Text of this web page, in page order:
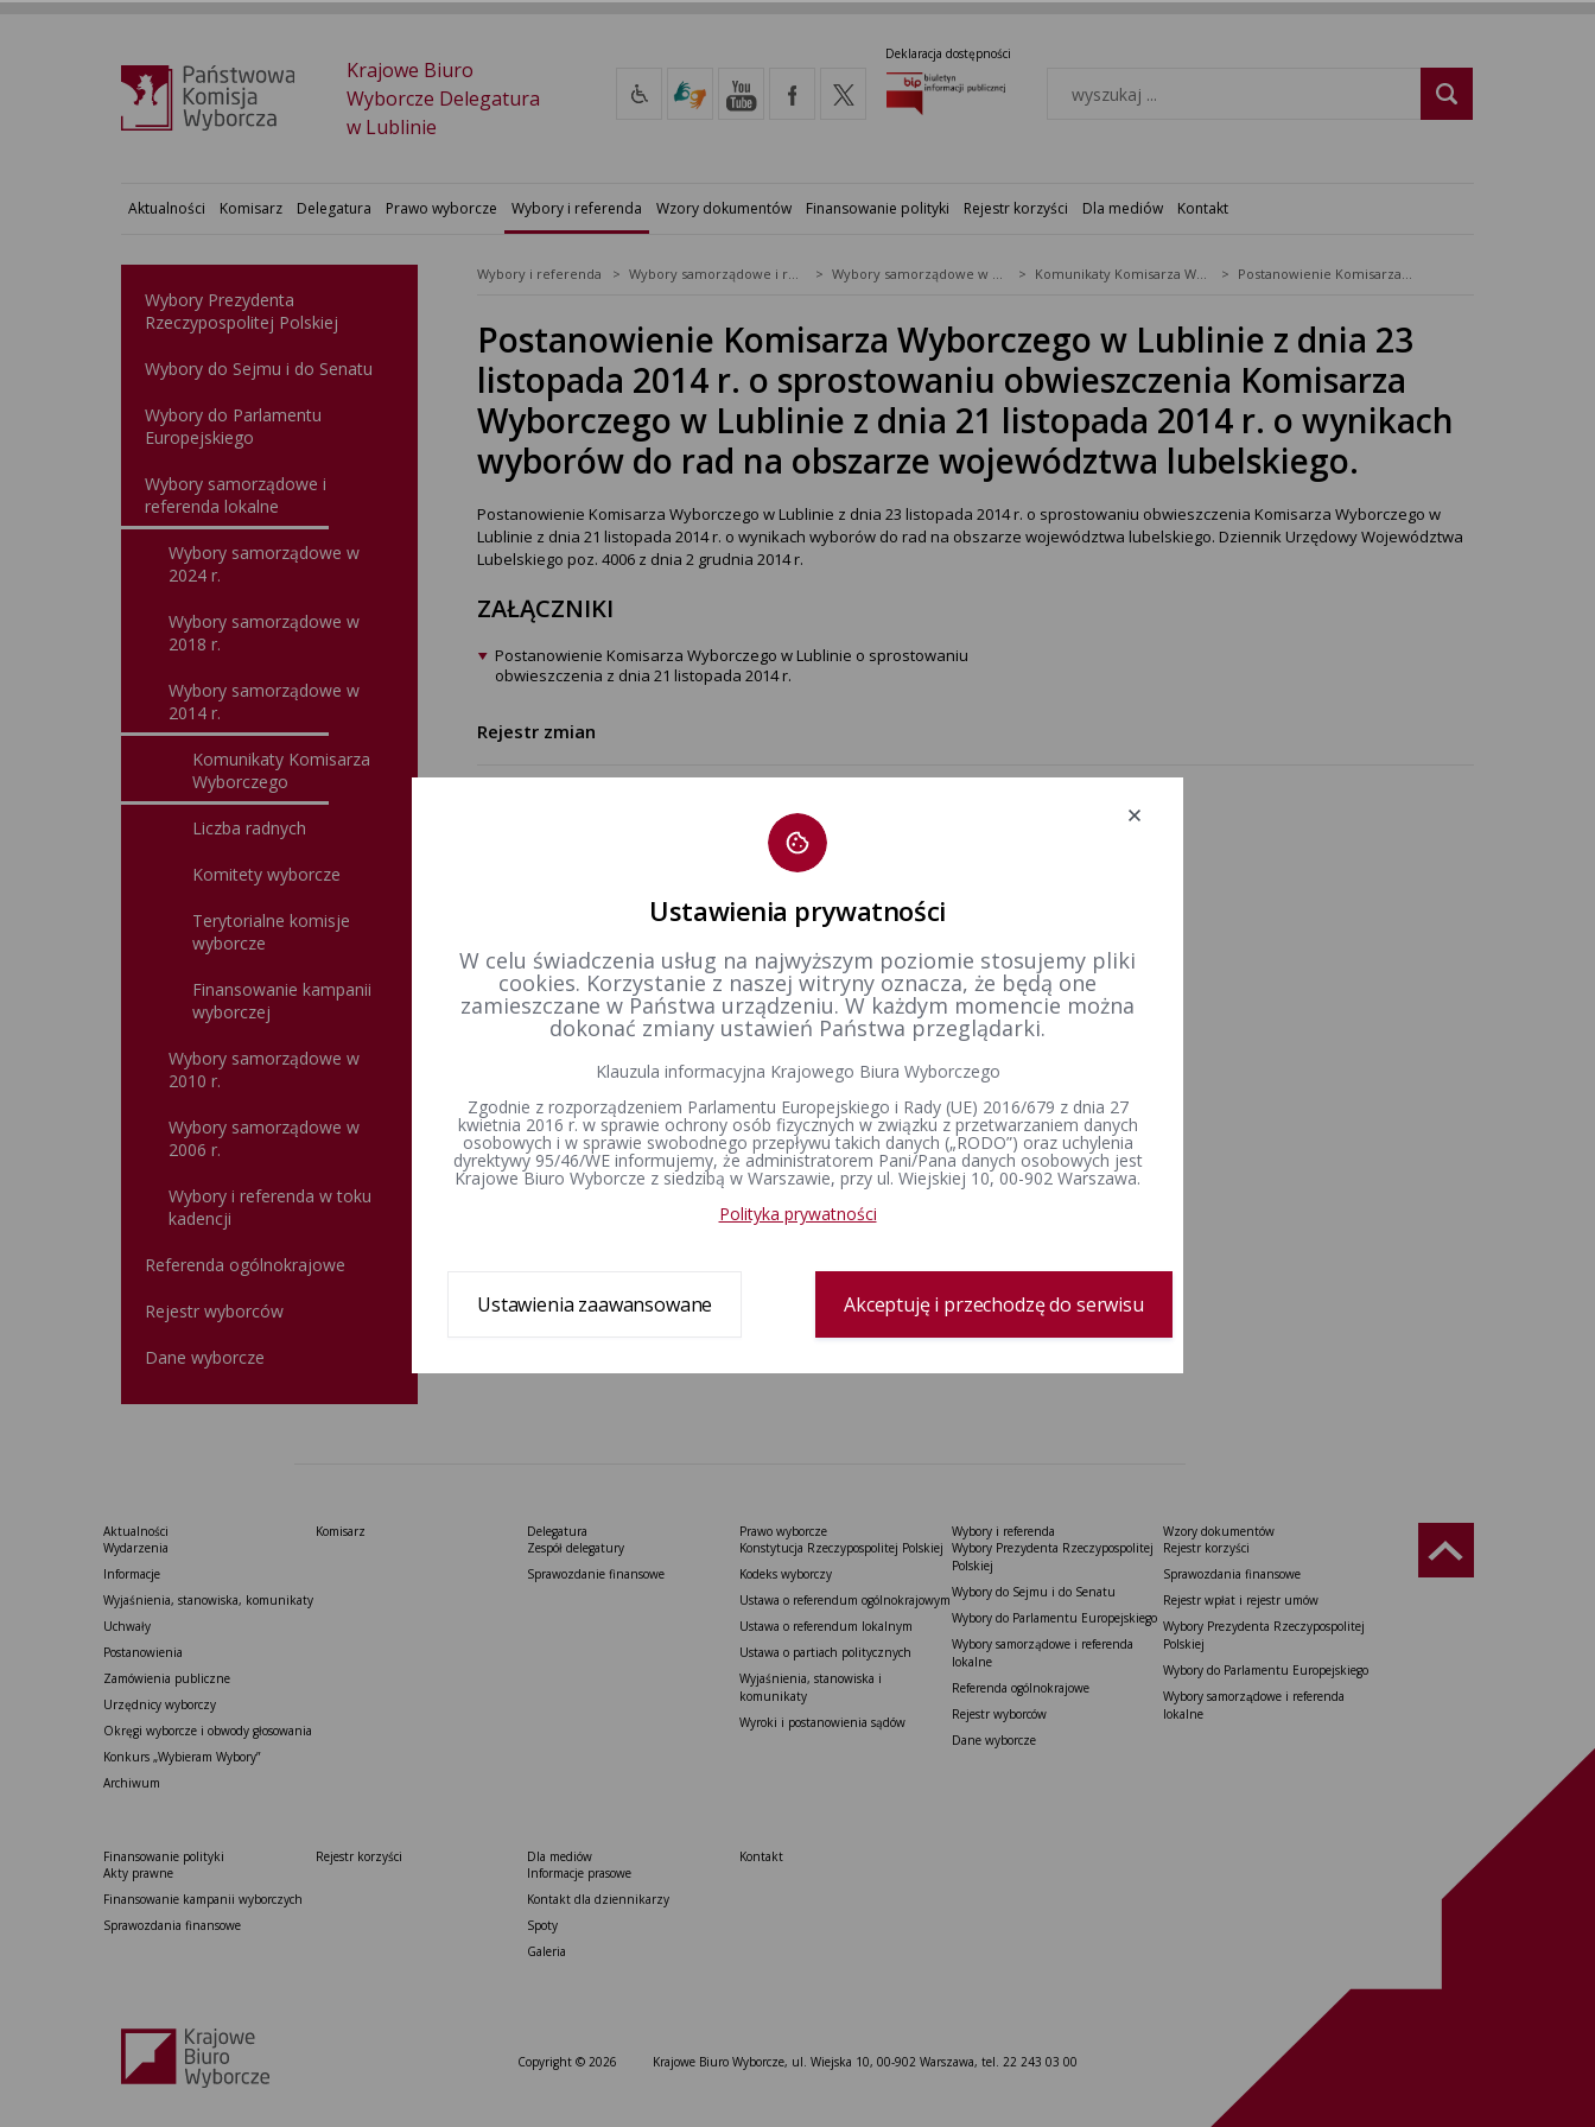
Krajowe Biuro
Wyborcze Delegatura
w Lublinie
Deklaracja dostępności
Aktualności Komisarz Delegatura Prawo wyborcze Wybory i referenda Wzory dokumentów Finansowanie polityki Rejestr korzyści Dla mediów Kontakt
Wybory Prezydenta
Rzeczypospolitej Polskiej
Wybory do Sejmu i do Senatu
Wybory do Parlamentu
Europejskiego
Wybory samorządowe i
referenda lokalne
Wybory samorządowe w
2024 r.
Wybory samorządowe w
2018 r.
Wybory samorządowe w
2014 r.
Komunikaty Komisarza
Wyborczego
Liczba radnych
Komitety wyborcze
Terytorialne komisje
wyborcze
Finansowanie kampanii
wyborczej
Wybory samorządowe w
2010 r.
Wybory samorządowe w
2006 r.
Wybory i referenda w toku
kadencji
Referenda ogólnokrajowe
Rejestr wyborców
Dane wyborcze
Wybory i referenda Wybory samorządowe i referenda lokalne Wybory samorządowe w 2014&nbsp;r. Komunikaty Komisarza Wyborczego Postanowienie Komisarza Wyborczego w Lublinie z dnia 23 listopada 2014 r. o sprostowaniu obwieszczenia Komisarza Wyborczego w Lublinie z dnia 21 listopada 2014 r. o wynikach wyborów do rad na obszarze województwa lubelskiego.
Postanowienie Komisarza Wyborczego w Lublinie z dnia 23
listopada 2014 r. o sprostowaniu obwieszczenia Komisarza
Wyborczego w Lublinie z dnia 21 listopada 2014 r. o wynikach
wyborów do rad na obszarze województwa lubelskiego.
Postanowienie Komisarza Wyborczego w Lublinie z dnia 23 listopada 2014 r. o sprostowaniu obwieszczenia Komisarza Wyborczego w
Lublinie z dnia 21 listopada 2014 r. o wynikach wyborów do rad na obszarze województwa lubelskiego. Dziennik Urzędowy Województwa
Lubelskiego poz. 4006 z dnia 2 grudnia 2014 r.
ZAŁĄCZNIKI
Postanowienie Komisarza Wyborczego w Lublinie o sprostowaniu
obwieszczenia z dnia 21 listopada 2014 r.
Rejestr zmian
Aktualności
Wydarzenia
Informacje
Wyjaśnienia, stanowiska, komunikaty
Uchwały
Postanowienia
Zamówienia publiczne
Urzędnicy wyborczy
Okręgi wyborcze i obwody głosowania
Konkurs „Wybieram Wybory”
Archiwum
Komisarz
Delegatura
Zespół delegatury
Sprawozdanie finansowe
Prawo wyborcze
Konstytucja Rzeczypospolitej Polskiej​
Kodeks wyborczy
Ustawa o referendum ogólnokrajowym
Ustawa o referendum lokalnym
Ustawa o partiach politycznych
Wyjaśnienia, stanowiska i
komunikaty
Wyroki i postanowienia sądów
Wybory i referenda
Wybory Prezydenta Rzeczypospolitej
Polskiej
Wybory do Sejmu i do Senatu
Wybory do Parlamentu Europejskiego
Wybory samorządowe i referenda
lokalne
Referenda ogólnokrajowe
Rejestr wyborców
Dane wyborcze
Wzory dokumentów
Rejestr korzyści
Sprawozdania finansowe
Rejestr wpłat i rejestr umów
Wybory Prezydenta Rzeczypospolitej
Polskiej
Wybory do Parlamentu Europejskiego
Wybory samorządowe i referenda
lokalne
Finansowanie polityki
Akty prawne
Finansowanie kampanii wyborczych
Sprawozdania finansowe
Rejestr korzyści
Dla mediów
Informacje prasowe
Kontakt dla dziennikarzy
Spoty
Galeria
Kontakt
Copyright © 2026 Krajowe Biuro Wyborcze, ul. Wiejska 10, 00-902 Warszawa, tel. 22 243 03 00
Ustawienia prywatności
W celu świadczenia usług na najwyższym poziomie stosujemy pliki
cookies. Korzystanie z naszej witryny oznacza, że będą one
zamieszczane w Państwa urządzeniu. W każdym momencie można
dokonać zmiany ustawień Państwa przeglądarki.
Klauzula informacyjna Krajowego Biura Wyborczego
Zgodnie z rozporządzeniem Parlamentu Europejskiego i Rady (UE) 2016/679 z dnia 27
kwietnia 2016 r. w sprawie ochrony osób fizycznych w związku z przetwarzaniem danych
osobowych i w sprawie swobodnego przepływu takich danych („RODO”) oraz uchylenia
dyrektywy 95/46/WE informujemy, że administratorem Pani/Pana danych osobowych jest
Krajowe Biuro Wyborcze z siedzibą w Warszawie, przy ul. Wiejskiej 10, 00-902 Warszawa.
Polityka prywatności
Ustawienia zaawansowane Akceptuję i przechodzę do serwisu